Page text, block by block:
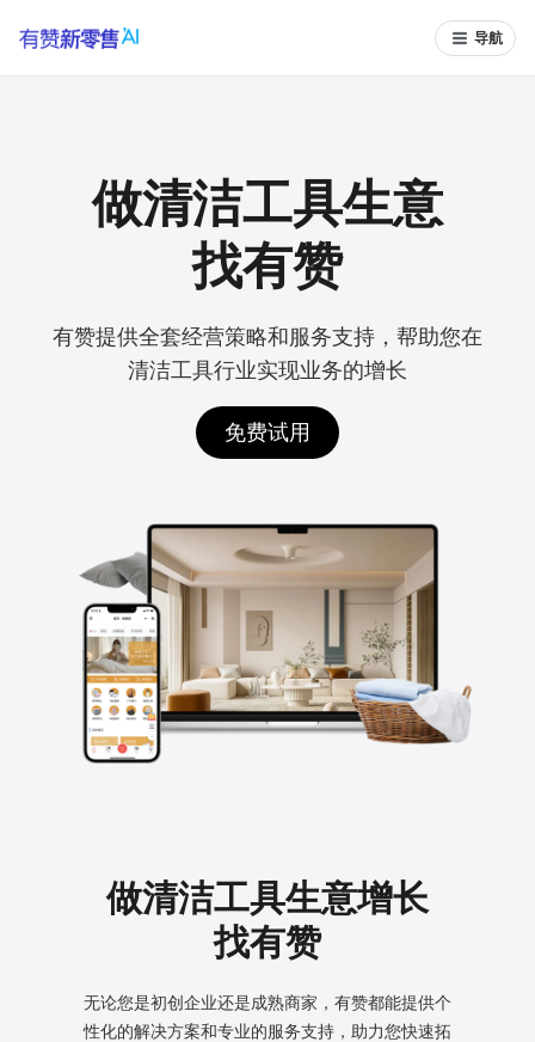
导航
做清洁工具生意
找有赞
有赞提供全套经营策略和服务支持，帮助您在
清洁工具行业实现业务的增长
免费试用
做清洁工具生意增长
找有赞
无论您是初创企业还是成熟商家，有赞都能提供个
性化的解决方案和专业的服务支持，助力您快速拓